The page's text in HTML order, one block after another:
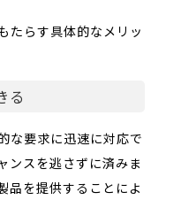
たらす具体的なメリッ
る
な要求に迅速に対応で
ンスを逃さずに済みま
品を提供することによ